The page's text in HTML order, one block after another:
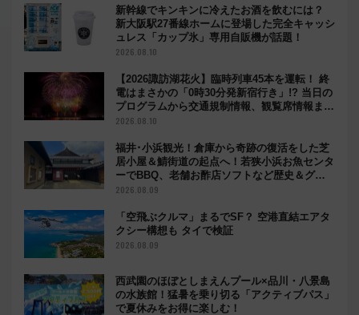
新幹線でキンキンに冷えたお酒を飲むには？
新大阪駅27番線ホームに登場した完全キャッシ
ュレス「カップ氷」専用自販機が話題！
2026.08.10
【2026諏訪湖花火】臨時列車45本を運転！ 終
電はまさかの「0時30分発新宿行き」!? 当日の
プログラムから交通規制情報、観覧席情報まで
徹底解説
2026.08.10
福井･小浜観光！倉庫から奇跡の復活をした芝
居小屋＆鯖街道の起点へ！若狭小浜お魚センタ
ーでBBQ、老舗お酢店ソフトなど歴史＆グル
メ散歩
2026.08.09
「空飛ぶクルマ」まるでSF？ 空港直結エアタ
クシー構想も タイで検証
2026.08.09
西武園のほぼとしまえんプール×品川・八景島
の水族館！猛暑を乗り切る「アクティブパス」
で夏休みをお得に楽しむ！